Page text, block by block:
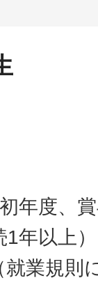
年度、
年以上）
業規則